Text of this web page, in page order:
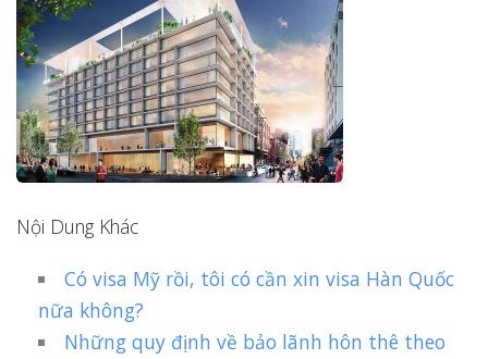
Nội Dung Khác
Có visa Mỹ rồi, tôi có cần xin visa Hàn Quốc
nữa không?
Những quy định về bảo lãnh hôn thê theo